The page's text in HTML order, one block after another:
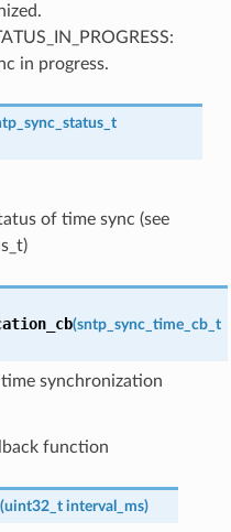
in progress.
of time sync (see
(sntp_sync_time_cb_t
synchronization
function
(uint32_t interval_ms)